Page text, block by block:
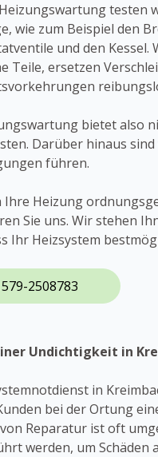
testen
wie zum Beispiel den
und den Kessel.
Teile, ersetzen
bietet also
Darüber hinaus
führen.
Ihre Heizung
Sie uns. Wir stehen
Ihr Heizsystem
2508783
Undichtigkeit in
in
bei der Ortung
Reparatur ist oft
werden, um Schäden